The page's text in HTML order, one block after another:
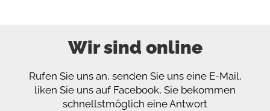
Wir sind online
Rufen Sie uns an, senden Sie uns eine E-Mail,
liken Sie uns auf Facebook, Sie bekommen
schnellstmöglich eine Antwort